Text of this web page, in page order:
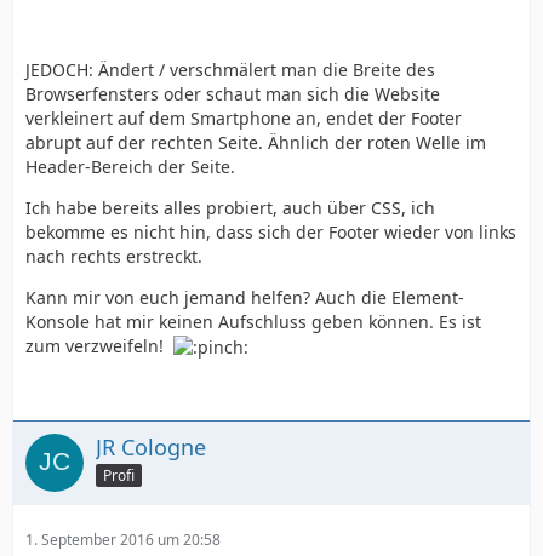
JEDOCH: Ändert / verschmälert man die Breite des
Browserfensters oder schaut man sich die Website
verkleinert auf dem Smartphone an, endet der Footer
abrupt auf der rechten Seite. Ähnlich der roten Welle im
Header-Bereich der Seite.
Ich habe bereits alles probiert, auch über CSS, ich
bekomme es nicht hin, dass sich der Footer wieder von links
nach rechts erstreckt.
Kann mir von euch jemand helfen? Auch die Element-
Konsole hat mir keinen Aufschluss geben können. Es ist
zum verzweifeln!
JR Cologne
Profi
1. September 2016 um 20:58